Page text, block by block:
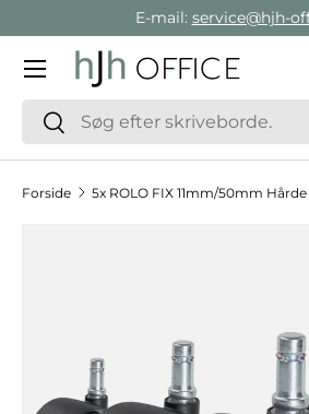
Gå direkte til indholdet
E-mail: service@hjh-
SøgSøg
Menu
Forside 5x ROLO FIX 11mm/50mm